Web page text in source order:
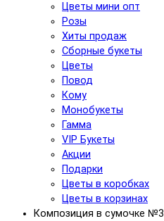
Цветы мини опт
Розы
Хиты продаж
Сборные букеты
Цветы
Повод
Кому
Монобукеты
Гамма
VIP Букеты
Акции
Подарки
Цветы в коробках
Цветы в корзинах
Композиция в сумочке №3